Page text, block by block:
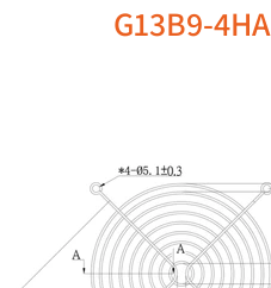
G13B9-4HA